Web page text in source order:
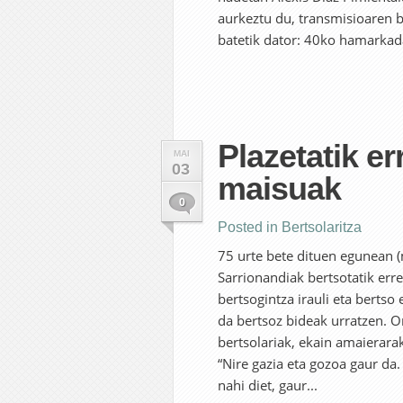
aurkeztu du, transmisioaren
batetik dator: 40ko
MAI
03
0
Plazetatik
maisuak
Posted in Bertsolaritza
75 urte bete dituen egunean
Sarrionandiak bertsotatik
bertsogintza irauli eta bertso
da bertsoz bideak urratzen.
bertsolariak, ekain
“Nire gazia eta gozoa gaur
nahi diet, gaur...